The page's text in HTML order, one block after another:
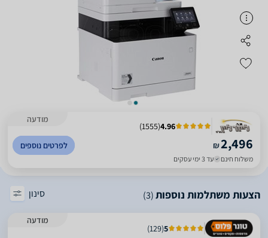
מודעה
4.96
(
1555
)
₪2,496
משלוח חינם עד 3 ימי עסקים
לפרטים נוספים
הצעות משתלמות נוספות(3) סינון
מודעה
5
(
129
)